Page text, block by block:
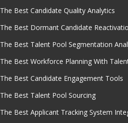
The Best Candidate Quality Analytics
The Best Dormant Candidate
The Best Talent Pool Segmentation
The Best Workforce Planning With
The Best Candidate Engagement Tools
The Best Talent Pool Sourcing
The Best Applicant Tracking System